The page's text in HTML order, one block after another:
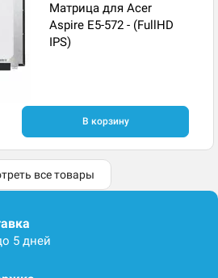
Матрица для Acer
Aspire E5-572 - (FullHD
IPS)
В корзину
все товары
5 дней